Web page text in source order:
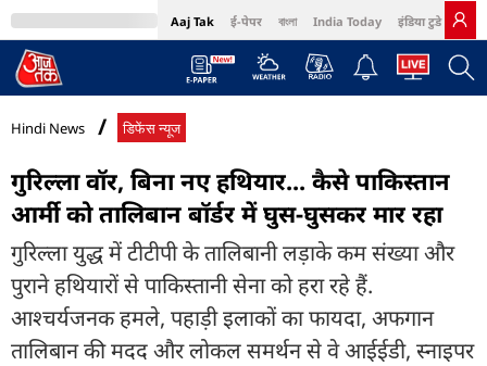
Aaj Tak ई-पेपर বাংলা India Today इंडिया टुडे हिंदी
MumbaiTak Cosmopolitan Harper's Bazaar Northeast
Hindi News डिफेंस न्यूज
गुरिल्ला वॉर, बिना नए हथियार... कैसे पाकिस्तान
आर्मी को तालिबान बॉर्डर में घुस-घुसकर मार रहा
गुरिल्ला युद्ध में टीटीपी के तालिबानी लड़ाके कम संख्या और
पुराने हथियारों से पाकिस्तानी सेना को हरा रहे हैं.
आश्चर्यजनक हमले, पहाड़ी इलाकों का फायदा, अफगान
तालिबान की मदद और लोकल समर्थन से वे आईईडी, स्नाइपर